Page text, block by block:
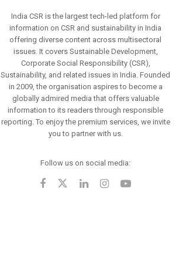
India CSR is the largest tech-led platform for
information on CSR and sustainability in India
offering diverse content across multisectoral
issues. It covers Sustainable Development,
Corporate Social Responsibility (CSR),
Sustainability, and related issues in India. Founded
in 2009, the organisation aspires to become a
globally admired media that offers valuable
information to its readers through responsible
reporting. To enjoy the premium services, we invite
you to partner with us.
Follow us on social media: